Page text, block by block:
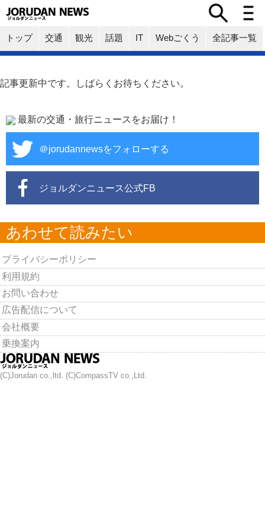
トップ 交通 観光 話題 IT Webごくう 全記事一覧
記事更新中です。しばらくお待ちください。
最新の交通・旅行ニュースをお届け！
＠jorudannewsをフォローする
ジョルダンニュース公式FB
あわせて読みたい
プライバシーポリシー
利用規約
お問い合わせ
広告配信について
会社概要
乗換案内
(C)Jorudan co.,ltd. (C)CompassTV co.,Ltd.